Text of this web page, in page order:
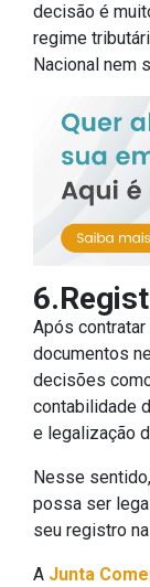
decisão é
regime
Nacional nem
Após
documentos
decisões
contabilidade
e legalização
Nesse
possa ser
seu registro
A Junta